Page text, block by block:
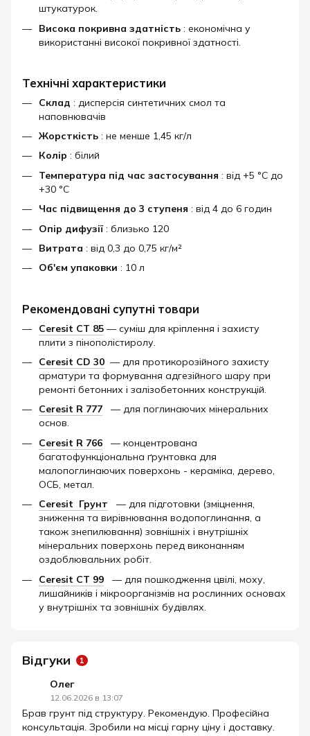
штукатурок.
Висока покривна здатність : економічна у
використанні високої покривної здатності.
Технічні характеристики
Склад : дисперсія синтетичних смол та
наповнювачів
Жорсткість : не менше 1,45 кг/л
Колір : білий
Температура під час застосування : від +5 °C до
+30 °C
Час підвищення до 3 ступеня : від 4 до 6 годин
Опір дифузії : близько 120
Витрата : від 0,3 до 0,75 кг/м²
Об'єм упаковки : 10 л
Рекомендовані супутні товари
Ceresit CT 85 — суміш для кріплення і захисту
плити з пінополістиролу.
Ceresit CD 30 — для протикорозійного захисту
арматури та формування адгезійного шару при
ремонті бетонних і залізобетонних конструкцій.
Ceresit R 777 — для поглинаючих мінеральних
основ.
Ceresit R 766 — концентрована
багатофункціональна ґрунтовка для
малопоглинаючих поверхонь - кераміка, дерево,
ОСБ, метал.
Ceresit Грунт — для підготовки (зміцнення,
зниження та вирівнювання водопоглинання, а
також знепилювання) зовнішніх і внутрішніх
мінеральних поверхонь перед виконанням
оздоблювальних робіт.
Ceresit CT 99 — для пошкодження цвілі, моху,
лишайників і мікроорганізмів на рослинних основах
у внутрішніх та зовнішніх будівлях.
Відгуки 1
Олег
12.06.2026 в 13:07
Брав грунт під структуру. Рекомендую. Професійна
консультація. Зробили на місці гарну ціну і доставку.